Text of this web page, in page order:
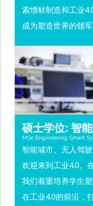
索增材制造和工业
成为塑造世界的领军
硕士学位: 智
MSc Engineering Smart
智能城市、无人驾
欢迎来到工业4.0。
我们着重培养学生
在工业4.0的前沿，